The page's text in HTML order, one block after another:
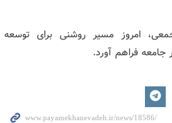
امروز مسیر روشنی برای توسعه
فراهم آورد.